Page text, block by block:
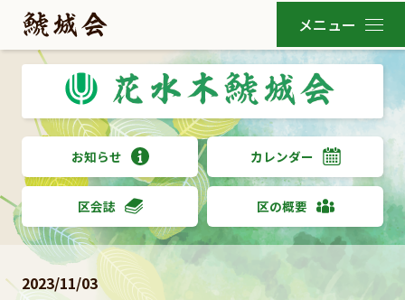
お知らせ カレンダー
区会誌 区の概要
2023/11/03